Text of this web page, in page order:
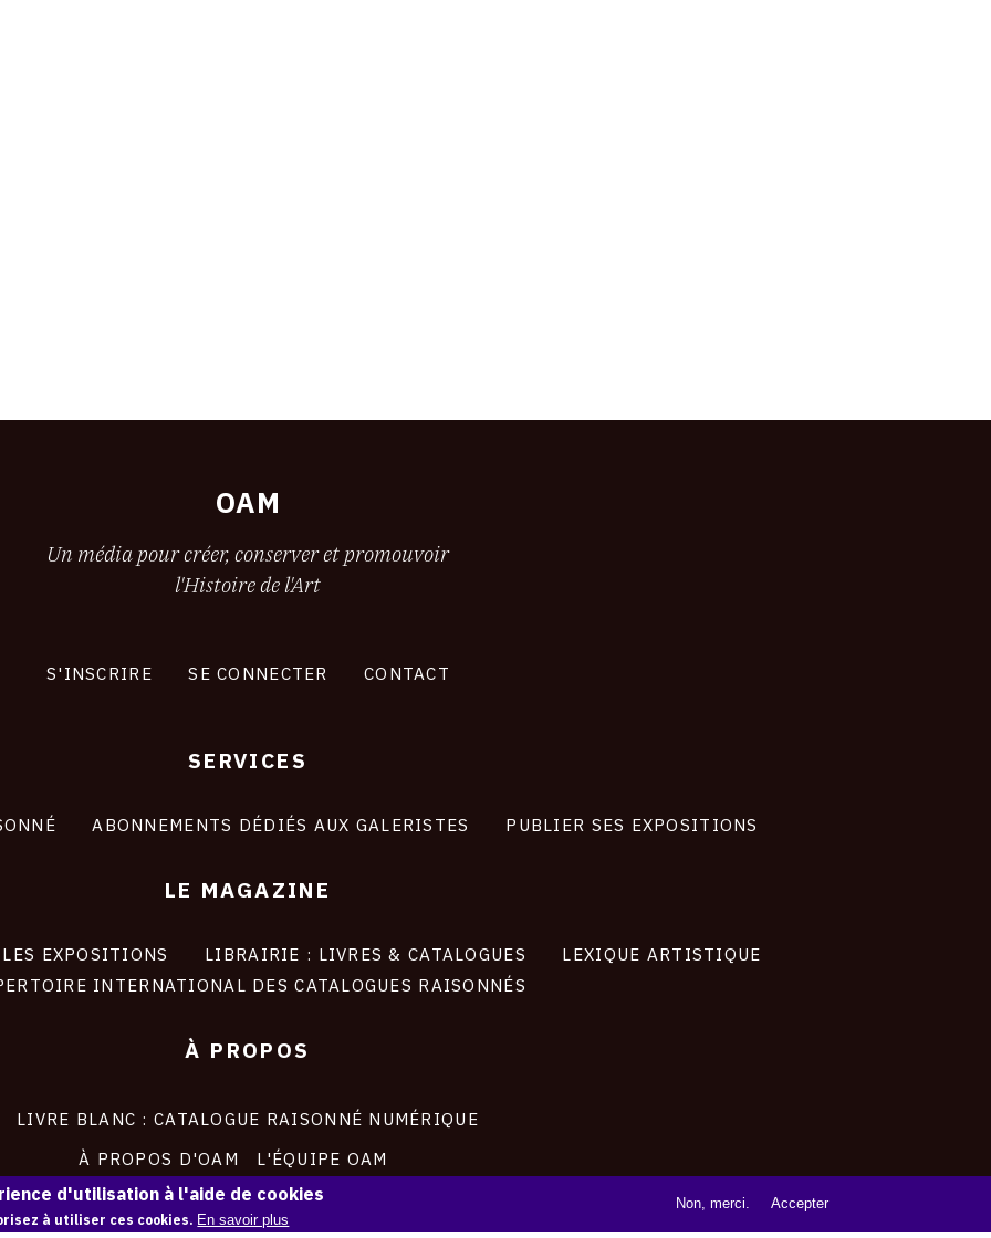
OAM
Un média pour créer, conserver et promouvoir
l'Histoire de l'Art
S'INSCRIRE SE CONNECTER CONTACT
SERVICES
ABONNEMENTS DÉDIÉS AUX GALERISTES PUBLIER SES EXPOSITIONS
LE MAGAZINE
LES EXPOSITIONS LIBRAIRIE : LIVRES & CATALOGUES
LEXIQUE ARTISTIQUE
INTERNATIONAL DES CATALOGUES RAISONNÉS
À PROPOS
LIVRE BLANC : CATALOGUE RAISONNÉ NUMÉRIQUE
À PROPOS D'OAM
L'ÉQUIPE OAM
INSTAGRAM
FACEBOOK
d'utilisation à l'aide de cookies
à utiliser ces cookies. En savoir plus
Non, merci. Accepter